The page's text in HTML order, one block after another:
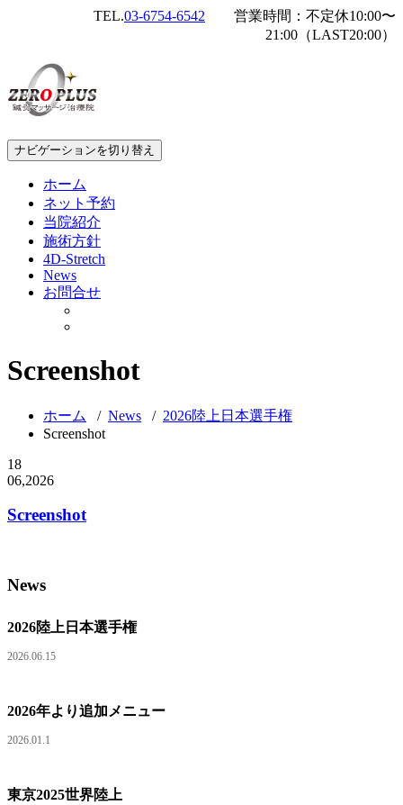
TEL.03-6754-6542 営業時間：不定休10:00〜
21:00（LAST20:00）
ナビゲーションを切り替え
ホーム
ネット予約
当院紹介
施術方針
4D-Stretch
News
お問合せ
Screenshot
ホーム / News / 2026陸上日本選手権
Screenshot
18
06,2026
Screenshot
News
2026陸上日本選手権
2026.06.15
2026年より追加メニュー
2026.01.1
東京2025世界陸上